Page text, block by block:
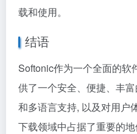
载和使用。
结语
Softonic作为一个全面的软
供了一个安全、便捷、丰
和多语言支持, 以及对用户
下载领域中占据了重要的地